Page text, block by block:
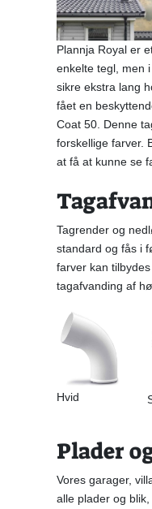
Plannja Royal er
enkelte tegl, men
sikre ekstra lang
fået en
Coat 50. Denne
forskellige farver.
at få at kunne se
Tagrender og
standard og fås i
farver kan
tagafvanding af
Hvid
Plader
Vores garager,
alle plader og